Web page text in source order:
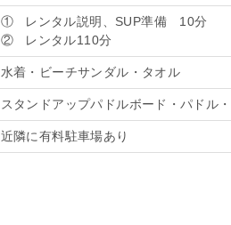
① レンタル説明、 SUP準備 10分
② レンタル110分
水着・ビーチサンダル・タオル
スタンドアップパドルボード・パドル
近隣に有料駐車場あり